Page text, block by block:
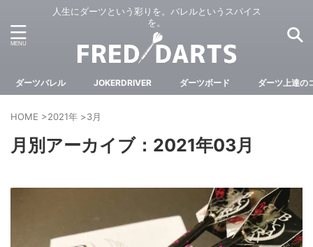
人生にダーツという彩りを。バレルというスパイス
を。
ダーツバレル JOKERDRIVER ダーツボード ダーツ上達の
HOME >2021年 >3月
月別アーカイブ：2021年03月